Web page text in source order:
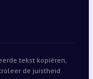
tekst kopiëren,
de juistheid